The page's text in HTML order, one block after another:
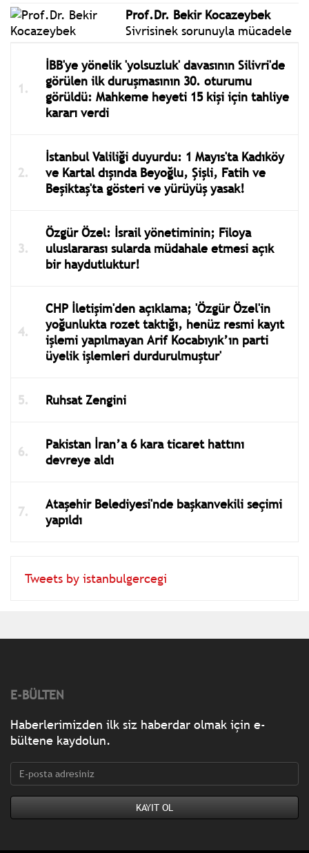
Prof.Dr. Bekir Kocazeybek
Sivrisinek sorunuyla mücadele
İBB'ye yönelik 'yolsuzluk' davasının Silivri'de
görülen ilk duruşmasının 30. oturumu
görüldü: Mahkeme heyeti 15 kişi için tahliye
kararı verdi
İstanbul Valiliği duyurdu: 1 Mayıs'ta Kadıköy
ve Kartal dışında Beyoğlu, Şişli, Fatih ve
Beşiktaş'ta gösteri ve yürüyüş yasak!
Özgür Özel: İsrail yönetiminin; Filoya
uluslararası sularda müdahale etmesi açık
bir haydutluktur!
CHP İletişim'den açıklama; 'Özgür Özel'in
yoğunlukta rozet taktığı, henüz resmi kayıt
işlemi yapılmayan Arif Kocabıyık’ın parti
üyelik işlemleri durdurulmuştur'
Ruhsat Zengini
Pakistan İran’a 6 kara ticaret hattını
devreye aldı
Ataşehir Belediyesi'nde başkanvekili seçimi
yapıldı
Tweets by istanbulgercegi
E-BÜLTEN
Haberlerimizden ilk siz haberdar olmak için e-
bültene kaydolun.